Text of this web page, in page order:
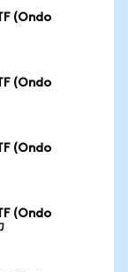
(Ondo
(Ondo
(Ondo
(Ondo